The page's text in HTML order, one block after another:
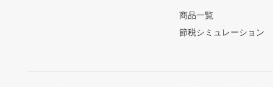
商品一覧
節税シミュレーション